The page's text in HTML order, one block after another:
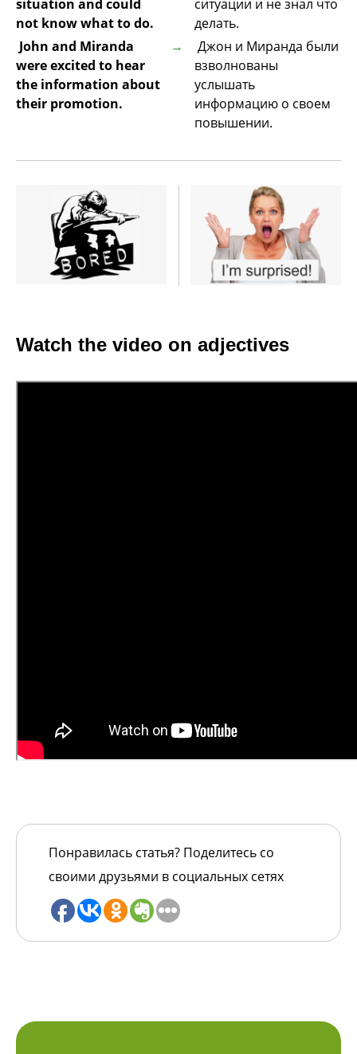
situation and could
not know what to do.
ситуации и не знал что
делать.
John and Miranda
were excited to hear
the information about
their promotion.
Джон и Миранда были
взволнованы
услышать
информацию о своем
повышении.
Watch the video on adjectives
Понравилась статья? Поделитесь со
своими друзьями в социальных сетях